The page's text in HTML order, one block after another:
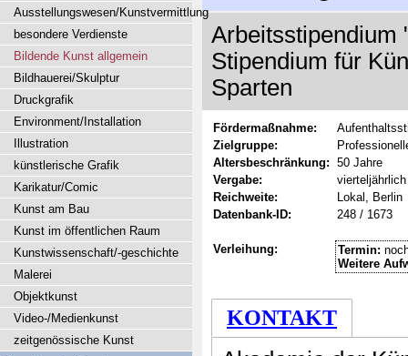
Arbeitsstipendium
Stipendium für
Sparten
Fördermaßnahme:
Zielgruppe:
Altersbeschränkung: 50 Jahre
Vergabe:
vierteljährlich
Reichweite:
Lokal, Berlin
Datenbank-ID:
248 / 1673
Verleihung: Termin:
Weitere
KONTAKT
Ausstellungswesen/Kunstvermittlung
besondere Verdienste
Bildende Kunst allgemein
Bildhauerei/Skulptur
Druckgrafik
Environment/Installation
Illustration
künstlerische Grafik
Karikatur/Comic
Kunst am Bau
Kunst im öffentlichen Raum
Kunstwissenschaft/-geschichte
Malerei
Objektkunst
Video-/Medienkunst
zeitgenössische Kunst